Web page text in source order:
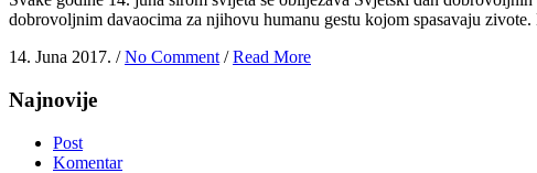
dobrovoljnim davaocima za njihovu humanu gestu kojom spasavaju
14. Juna 2017. /No Comment/Read More
Najnovije
Post
Komentar